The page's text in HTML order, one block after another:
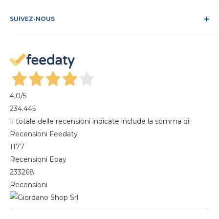
FAQ
S'identifier
Magazine
SUIVEZ-NOUS
4,0/5
234.445
Il totale delle recensioni indicate include la somma di:
Recensioni Feedaty
1177
Recensioni Ebay
233268
Recensioni